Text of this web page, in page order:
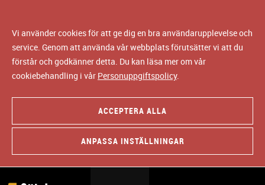
Vi använder cookies för att ge dig en bra användarupplevelse och
service. Genom att använda vår webbplats förutsätter vi att du
förstår och godkänner detta. Du kan läsa mer om vår
cookiebehandling i vår Personuppgiftspolicy.
ACCEPTERA ALLA
ANPASSA INSTÄLLNINGAR